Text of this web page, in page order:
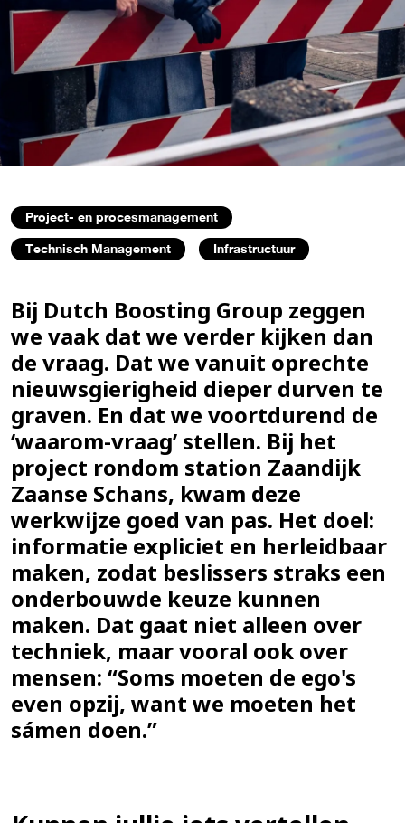
Project- en procesmanagement
Technisch Management Infrastructuur
Bij Dutch Boosting Group zeggen
we vaak dat we verder kijken dan
de vraag. Dat we vanuit oprechte
nieuwsgierigheid dieper durven te
graven. En dat we voortdurend de
‘waarom-vraag’ stellen. Bij het
project rondom station Zaandijk
Zaanse Schans, kwam deze
werkwijze goed van pas. Het doel:
informatie expliciet en herleidbaar
maken, zodat beslissers straks een
onderbouwde keuze kunnen
maken. Dat gaat niet alleen over
techniek, maar vooral ook over
mensen: “Soms moeten de ego's
even opzij, want we moeten het
sámen doen.”